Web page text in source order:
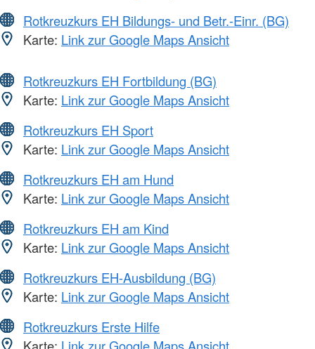
Rotkreuzkurs EH Bildungs- und Betr.-Einr. (BG)
Karte: Link zur Google Maps Ansicht
Rotkreuzkurs EH Fortbildung (BG)
Karte: Link zur Google Maps Ansicht
Rotkreuzkurs EH Sport
Karte: Link zur Google Maps Ansicht
Rotkreuzkurs EH am Hund
Karte: Link zur Google Maps Ansicht
Rotkreuzkurs EH am Kind
Karte: Link zur Google Maps Ansicht
Rotkreuzkurs EH-Ausbildung (BG)
Karte: Link zur Google Maps Ansicht
Rotkreuzkurs Erste Hilfe
Karte: Link zur Google Maps Ansicht